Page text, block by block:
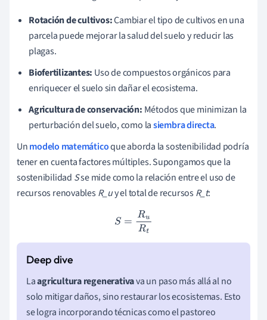
Rotación de cultivos:Cambiar el tipo de cultivos en una
parcela puede mejorar la salud del suelo y reducir las
plagas.
Biofertilizantes: Uso de compuestos orgánicos para
enriquecer el suelo sin dañar el ecosistema.
Agricultura de conservación: Métodos que minimizan la
perturbación del suelo, como lasiembra directa.
Unmodelo matemáticoque aborda la sostenibilidad podría
tener en cuenta factores múltiples. Supongamos que la
sostenibilidad Sse mide como la relación entre el uso de
recursos renovablesR_uy el total de recursosR_t:
S =R uRt
Laagricultura regenerativava un paso más allá al no
solo mitigar daños, sino restaurar los ecosistemas. Esto
se logra incorporando técnicas como el pastoreo